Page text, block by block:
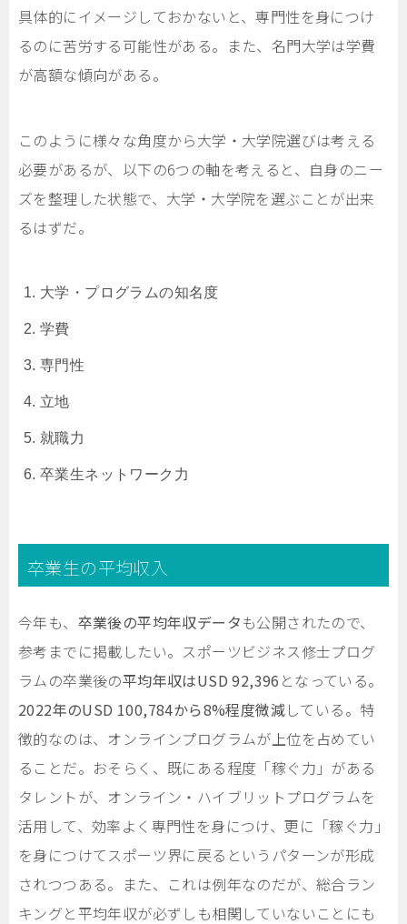
具体的にイメージしておかないと、専門性を身につけ
るのに苦労する可能性がある。また、名門大学は学費
が高額な傾向がある。
このように様々な角度から大学・大学院選びは考える
必要があるが、以下の6つの軸を考えると、自身のニー
ズを整理した状態で、大学・大学院を選ぶことが出来
るはずだ。
大学・プログラムの知名度
学費
専門性
立地
就職力
卒業生ネットワーク力
卒業生の平均収入
今年も、 卒業後の平均年収データも公開されたので、
参考までに掲載したい。スポーツビジネス修士プログ
ラムの卒業後の平均年収はUSD 92,396 となっている。
2022年のUSD 100,784から8%程度微減している。特
徴的なのは、オンラインプログラムが上位を占めてい
ることだ。おそらく、既にある程度「稼ぐ力」がある
タレントが、オンライン・ハイブリットプログラムを
活用して、効率よく専門性を身につけ、更に「稼ぐ力」
を身につけてスポーツ界に戻るというパターンが形成
されつつある。また、これは例年なのだが、総合ラン
キングと平均年収が必ずしも相関していないことにも